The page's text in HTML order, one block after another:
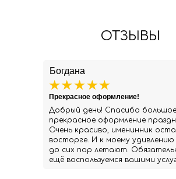
ОТЗЫВЫ
Богдана
Добрый день! Спасибо большое
прекрасное оформление
Очень красиво, именинник
восторге. И к моему
до сих пор летают.
ещё воспользуемся вашими
Прекрасное оформление!